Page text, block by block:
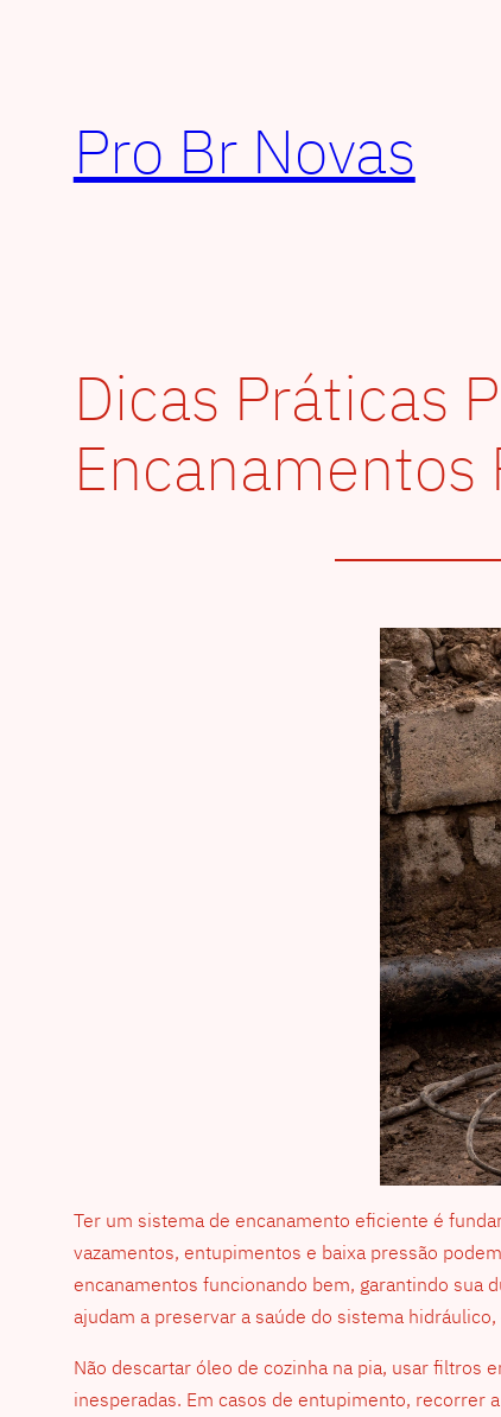
Pro Br Novas
Dicas Práticas
Encanamentos
Ter um sistema de encanamento eficiente é
vazamentos, entupimentos e baixa pressão
encanamentos funcionando bem, garantindo sua
ajudam a preservar a saúde do sistema
Não descartar óleo de cozinha na pia, usar filtros
inesperadas. Em casos de entupimento, recorrer